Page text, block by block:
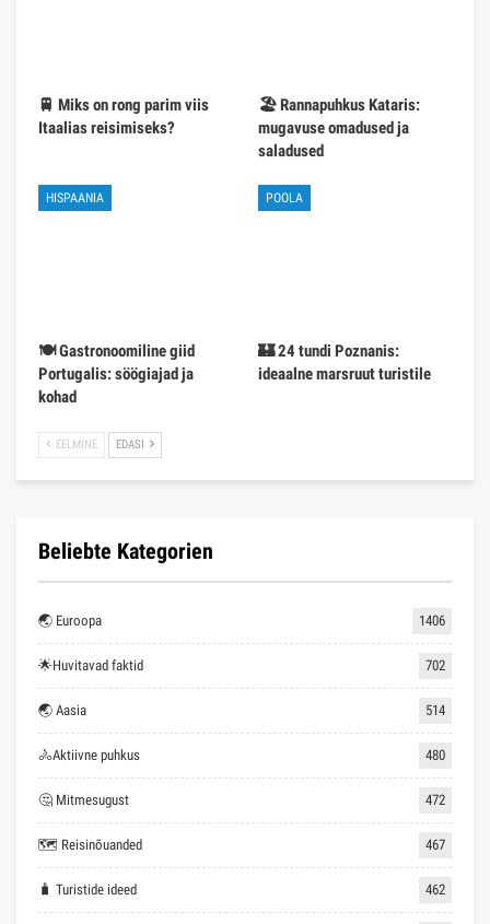
🚆 Miks on rong parim viis
Itaalias reisimiseks?
🏖️ Rannapuhkus Kataris:
mugavuse omadused ja
saladused
HISPAANIA
🍽️ Gastronoomiline giid
Portugalis: söögiajad ja
kohad
POOLA
🏰 24 tundi Poznanis:
ideaalne marsruut turistile
EELMINE EDASI
Beliebte Kategorien
🌏 Euroopa 1406
🌟Huvitavad faktid 702
🌏 Aasia 514
🚴Aktiivne puhkus 480
🤔 Mitmesugust 472
🗺 Reisinõuanded 467
🧳 Turistide ideed 462